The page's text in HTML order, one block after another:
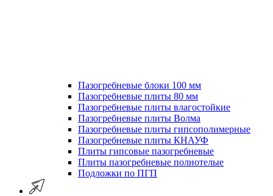
Пазогребневые блоки 100 мм
Пазогребневые плиты 80 мм
Пазогребневые плиты влагостойкие
Пазогребневые плиты Волма
Пазогребневые плиты гипсополимерные
Пазогребневые плиты КНАУФ
Плиты гипсовые пазогребневые
Плиты пазогребневые полнотелые
Подложки по ПГП